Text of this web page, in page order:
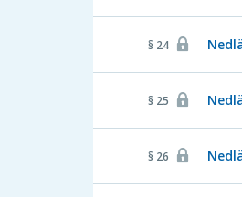
§ 24
§ 25
§ 26